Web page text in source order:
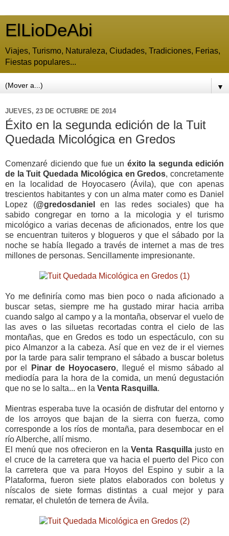
ElLioDeAbi
Viajes, Turismo, Naturaleza, Ciudades, Tradiciones, Ferias,
Fiestas populares...
▼
JUEVES, 23 DE OCTUBRE DE 2014
Éxito en la segunda edición de la Tuit
Quedada Micológica en Gredos
Comenzaré diciendo que fue un éxito la segunda edición
de la Tuit Quedada Micológica en Gredos, concretamente
en la localidad de Hoyocasero (Ávila), que con apenas
trescientos habitantes y con un alma mater como es Daniel
Lopez (@gredosdaniel
en las redes sociales) que ha
sabido congregar en torno a la micologia y el turismo
micológico a varias decenas de aficionados, entre los que
se encuentran tuiteros y blogueros y que el sábado por la
noche se había llegado a través de internet a mas de tres
millones de personas. Sencillamente impresionante.
Yo me definiría como mas bien poco o nada aficionado a
buscar setas, siempre me ha gustado mirar hacia arriba
cuando salgo al campo y a la montaña, observar el vuelo de
las aves o las siluetas recortadas contra el cielo de las
montañas, que en Gredos es todo un espectáculo, con su
pico Almanzor a la cabeza. Así que en vez de ir el viernes
por la tarde para salir temprano el sábado a buscar boletus
por el
Pinar de Hoyocasero, llegué el mismo sábado al
mediodía para la hora de la comida, un menú degustación
que no se lo salta... en la Venta Rasquilla.
Mientras esperaba tuve la ocasión de disfrutar del entorno y
de los arroyos que bajan de la sierra con fuerza, como
corresponde a los ríos de montaña, para desembocar en el
río Alberche, allí mismo.
El menú que nos ofrecieron en laVenta Rasquillajusto en
el cruce de la carretera que va hacia el puerto del Pico con
la carretera que va para Hoyos del Espino y subir a la
Plataforma, fueron siete platos elaborados con boletus y
níscalos de siete formas distintas a cual mejor y para
rematar, el chuletón de ternera de Ávila.